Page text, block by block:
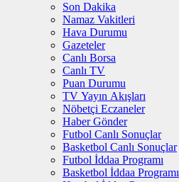
Son Dakika
Namaz Vakitleri
Hava Durumu
Gazeteler
Canlı Borsa
Canlı TV
Puan Durumu
TV Yayın Akışları
Nöbetçi Eczaneler
Haber Gönder
Futbol Canlı Sonuçlar
Basketbol Canlı Sonuçlar
Futbol İddaa Programı
Basketbol İddaa Programı